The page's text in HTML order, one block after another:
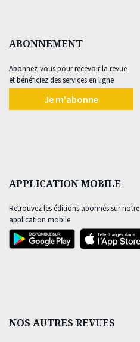
ABONNEMENT
Abonnez-vous pour recevoir la revue
et bénéficiez des services en ligne
Je m'abonne
APPLICATION MOBILE
Retrouvez les éditions abonnés sur notre
application mobile
NOS AUTRES REVUES